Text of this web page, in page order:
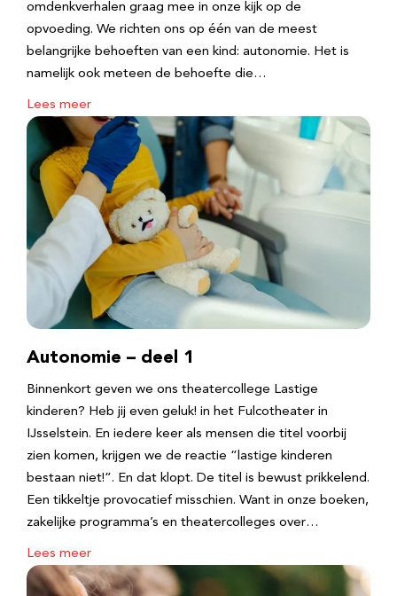
omdenkverhalen graag mee in onze kijk op de
opvoeding. We richten ons op één van de meest
belangrijke behoeften van een kind: autonomie. Het is
namelijk ook meteen de behoefte die…
Lees meer
Autonomie – deel 1
Binnenkort geven we ons theatercollege Lastige
kinderen? Heb jij even geluk! in het Fulcotheater in
IJsselstein. En iedere keer als mensen die titel voorbij
zien komen, krijgen we de reactie “lastige kinderen
bestaan niet!”. En dat klopt. De titel is bewust prikkelend.
Een tikkeltje provocatief misschien. Want in onze boeken,
zakelijke programma’s en theatercolleges over…
Lees meer